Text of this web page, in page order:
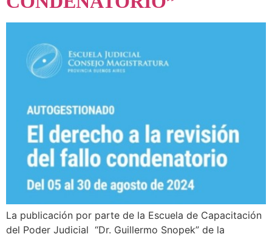
La publicación por parte de la Escuela de Capacitación
del Poder Judicial “Dr. Guillermo Snopek” de la